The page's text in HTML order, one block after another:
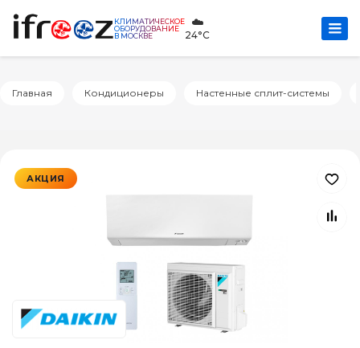
КЛИМАТИЧЕСКОЕ
ОБОРУДОВАНИЕ
В МОСКВЕ
☁️
24°C
Главная Кондиционеры Настенные сплит-системы
АКЦИЯ